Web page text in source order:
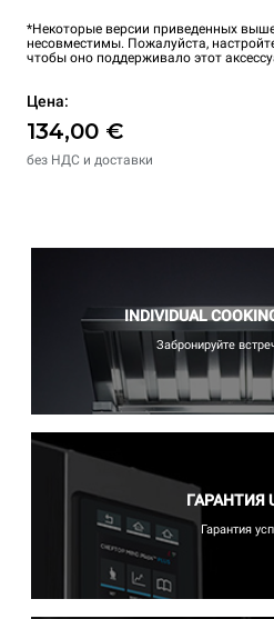
*Некоторые версии приведенных
несовместимы. Пожалуйста,
чтобы оно поддерживало этот
Цена:
134,00 €
без НДС и доставки
INDIVIDUAL
Забронируйте
ГАРАНТИЯ
Гарантия